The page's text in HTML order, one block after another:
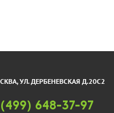
УЛ. ДЕРБЕНЕВСКАЯ Д.20С2
648-37-97